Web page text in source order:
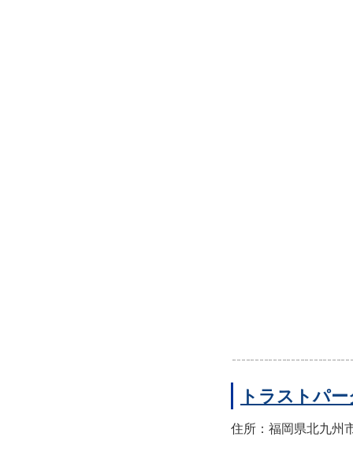
トラストパ
住所：福岡県北九州